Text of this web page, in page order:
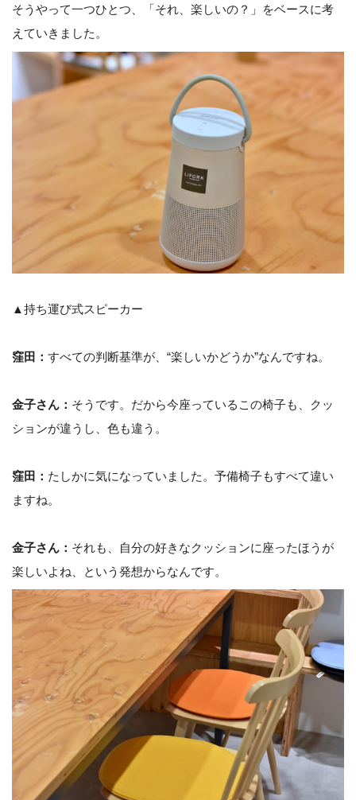
そうやって一つひとつ、「それ、楽しいの？」をベースに考
えていきました。
▲持ち運び式スピーカー
窪田： すべての判断基準が、“楽しいかどうか”なんですね。
金子さん： そうです。だから今座っているこの椅子も、クッ
ションが違うし、色も違う。
窪田： たしかに気になっていました。予備椅子もすべて違い
ますね。
金子さん： それも、自分の好きなクッションに座ったほうが
楽しいよね、という発想からなんです。